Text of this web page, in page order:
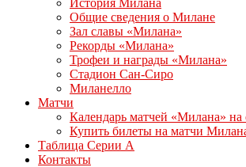
История Милана
Общие сведения о Милане
Зал славы «Милана»
Рекорды «Милана»
Трофеи и награды «Милана»
Стадион Сан-Сиро
Миланелло
Матчи
Календарь матчей «Милана» на
Купить билеты на матчи
Таблица Серии А
Контакты